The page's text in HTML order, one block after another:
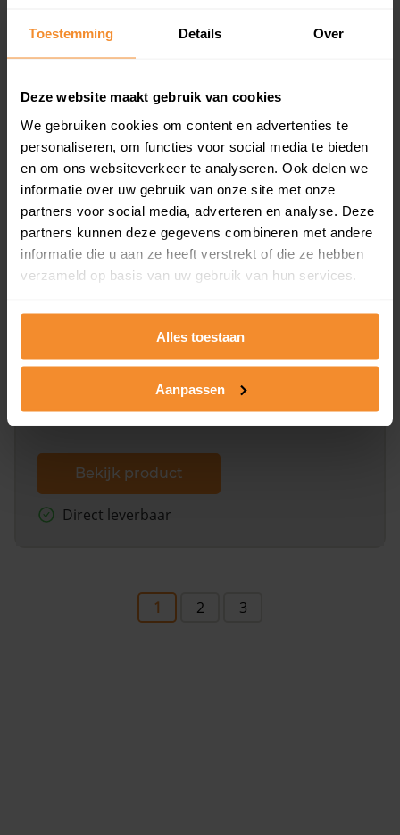
Toestemming Details Over
Deze website maakt gebruik van cookies
We gebruiken cookies om content en advertenties te
personaliseren, om functies voor social media te bieden
en om ons websiteverkeer te analyseren. Ook delen we
informatie over uw gebruik van onze site met onze
partners voor social media, adverteren en analyse. Deze
partners kunnen deze gegevens combineren met andere
informatie die u aan ze heeft verstrekt of die ze hebben
verzameld op basis van uw gebruik van hun services.
Alles toestaan
Aanpassen
Een overzicht van alle verkochte woningen (koopsom
en koopdatum) binnen een postcodegebied. Dit
inclusief een jaar lang gratis updates van nieuwe
Bekijk product
Direct leverbaar
Kadastrale kaart pakket
Alleen globale ligging perceel
omliggende percelen met de kadastrale erfgrenzen,
dit inclusief de luchtfoto!
Bekijk product
Direct leverbaar
1 2 3